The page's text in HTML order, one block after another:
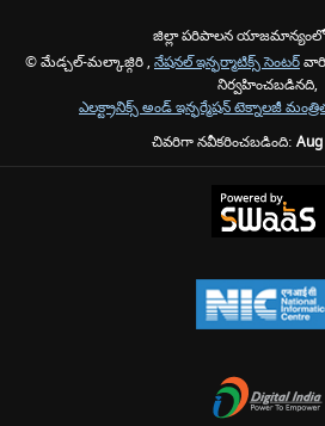
జిల్లా పరిపాలన
© మేడ్చల్-మల్కాజ్గిరి , నేషనల్ ఇన్ఫర్మాటిక్స్ సెంటర్
నిర్వహించబడినది,
ఎలక్ట్రానిక్స్ అండ్ ఇన్ఫర్మేషన్ టెక్నాలజీ
చివరిగా నవీకరించబడింది: